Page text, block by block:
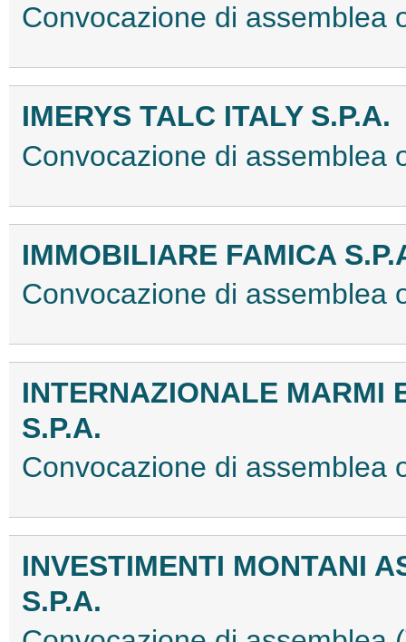
Convocazione di assemblea
IMERYS TALC ITALY S.P.A.
Convocazione di assemblea
IMMOBILIARE FAMICA
Convocazione di assemblea
INTERNAZIONALE MARMI
S.P.A.
Convocazione di assemblea
INVESTIMENTI MONTANI
S.P.A.